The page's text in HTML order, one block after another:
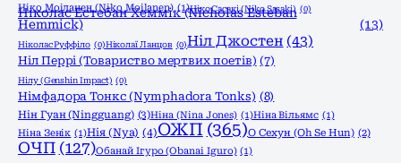
Ніко Моіланен (Niko Moilanen) (1)Ніко Сасакі (Niko Sasaki) (0)
Ніколас Естебан Хеммік (Nicholas Esteban
Hemmick)
(13)
Ніколас Руффіло (0)Ніколаї Ланцов (0)Ніл Джостен (43)
Ніл Перрі (Товариство мертвих поетів) (7)
Нілу (Genshin Impact) (0)
Німфадора Тонкс (Nymphadora Tonks) (8)
Нін Гуан (Ningguang) (3)Ніна (Nina Jones) (1)Ніна Вільямс (1)
Ніна Зенік (1)Нія (Nya) (4)ОЖП (365)О Сехун (Oh Se Hun) (2)
ОЧП (127)Обанай Ігуро (Obanai Iguro) (1)